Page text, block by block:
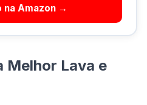
na Amazon →
Melhor Lava e